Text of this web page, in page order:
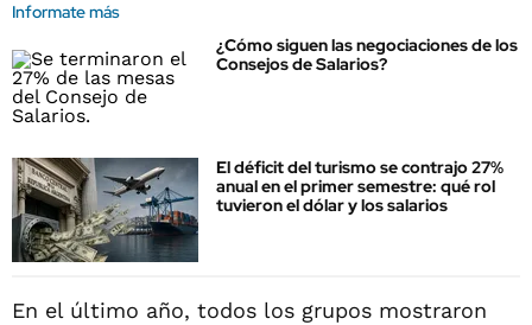
Informate más
¿Cómo siguen las negociaciones de los
Consejos de Salarios?
El déficit del turismo se contrajo 27%
anual en el primer semestre: qué rol
tuvieron el dólar y los salarios
En el último año, todos los grupos mostraron